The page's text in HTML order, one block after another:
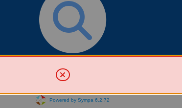
Powered by Sympa 6.2.72